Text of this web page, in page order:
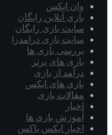
وان ایکس
بازی آنلاین رایگان
سایت بازی رایگان
سایت بازی درامدزا
بررسی بازی ها
بازی های برتر
درآمد از بازی
بازی های ایکس
مقالات بازی
اخبار
آموزش بازی ها
اخبار ایکس باکس